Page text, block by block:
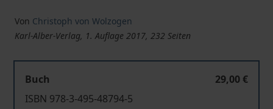
Von Christoph von Wolzogen
Karl-Alber-Verlag, 1. Auflage 2017, 232 Seiten
Buch
29,00 €
ISBN 978-3-495-48794-5